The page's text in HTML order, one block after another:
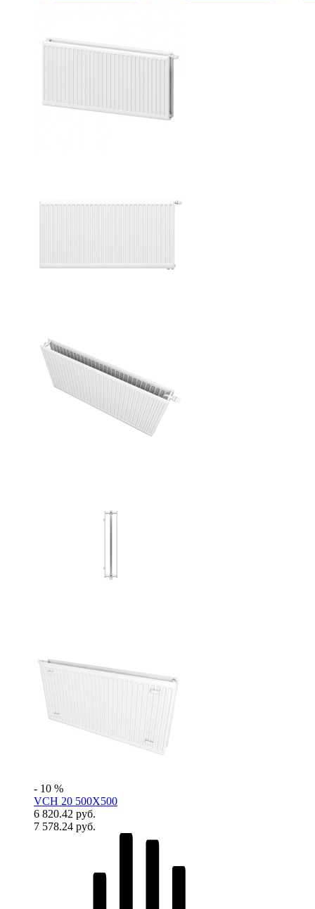
- 10 %
VCH 20 500X500
6 820.42 руб.
7 578.24 руб.